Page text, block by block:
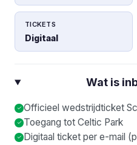
TICKETS
Digitaal
Wat is
Officieel wedstrijdticket
Toegang tot Celtic Park
Digitaal ticket per e-mail